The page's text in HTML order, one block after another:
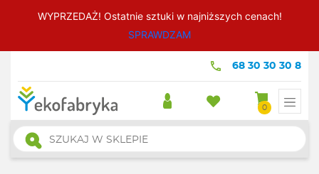
WYPRZEDAŻ! Ostatnie sztuki w najniższych cenach!
SPRAWDZAM
68 30 30 30 8
0
Wyszukiwarka
produktów